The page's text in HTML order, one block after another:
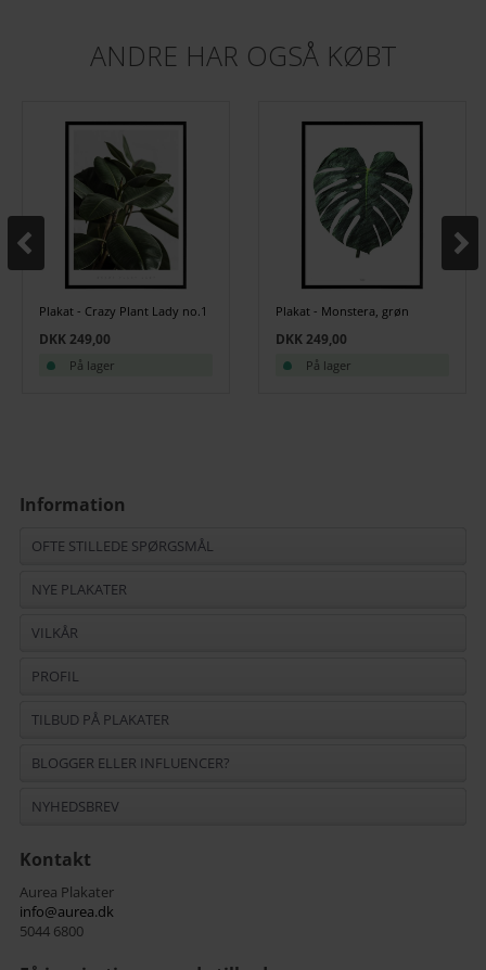
ANDRE HAR OGSÅ KØBT
Plakat - Crazy Plant Lady no.1
DKK 249,00
På lager
Plakat - Monstera, grøn
DKK 249,00
På lager
Information
OFTE STILLEDE SPØRGSMÅL
NYE PLAKATER
VILKÅR
PROFIL
TILBUD PÅ PLAKATER
BLOGGER ELLER INFLUENCER?
NYHEDSBREV
Kontakt
Aurea Plakater
info@aurea.dk
5044 6800